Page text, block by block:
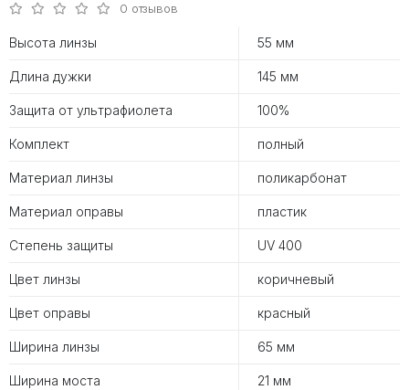
0 отзывов
Высота линзы 55 мм
Длина дужки 145 мм
Защита от ультрафиолета 100%
Комплект полный
Материал линзы поликарбонат
Материал оправы пластик
Степень защиты UV 400
Цвет линзы коричневый
Цвет оправы красный
Ширина линзы 65 мм
Ширина моста 21 мм